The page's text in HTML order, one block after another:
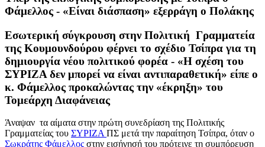
Φάμελλος - «Είναι διάσπαση» εξερράγη ο Πολάκης
Εσωτερική σύγκρουση στην Πολιτική Γραμματεία
της Κουμουνδούρου φέρνει το σχέδιο Τσίπρα για τη
δημιουργία νέου πολιτικού φορέα - «Η σχέση του
ΣΥΡΙΖΑ δεν μπορεί να είναι αντιπαραθετική» είπε ο
κ. Φάμελλος προκαλώντας την «έκρηξη» του
Τομεάρχη Διαφάνειας
Άναψαν τα αίματα στην πρώτη συνεδρίαση της Πολιτικής
Γραμματείας του ΣΥΡΙΖΑΠΣ μετά την παραίτηση Τσίπρα, όταν ο
Σωκράτης Φάμελλος στην εισήγησή του πρότεινε τη συμπόρευση